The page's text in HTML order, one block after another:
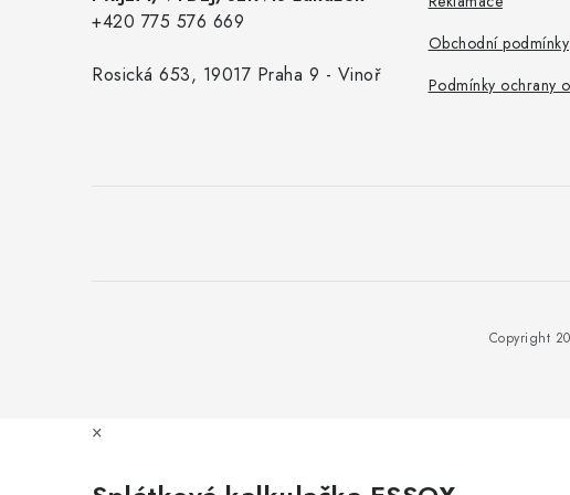
+420 775 576 669
Rosická 653, 19017 Praha 9 - Vinoř
Obchodní podmínky
Podmínky ochrany
Copyright
×